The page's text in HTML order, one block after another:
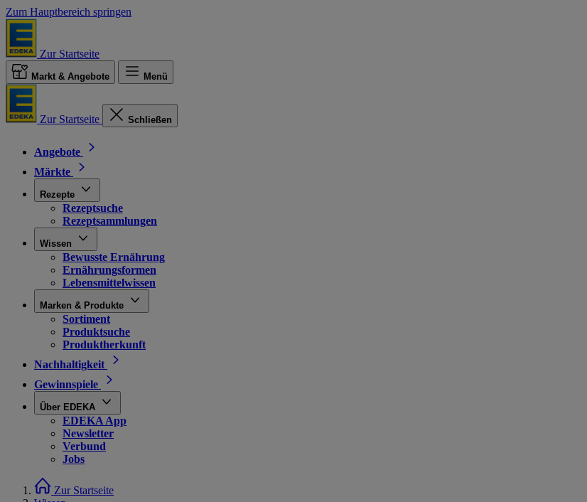
Zum Hauptbereich springen
Zur Startseite
Markt & Angebote Menü
Zur Startseite Schließen
Angebote
Märkte
Rezepte
Rezeptsuche
Rezeptsammlungen
Wissen
Bewusste Ernährung
Ernährungsformen
Lebensmittelwissen
Marken & Produkte
Sortiment
Produktsuche
Produktherkunft
Nachhaltigkeit
Gewinnspiele
Über EDEKA
EDEKA App
Newsletter
Verbund
Jobs
Zur Startseite